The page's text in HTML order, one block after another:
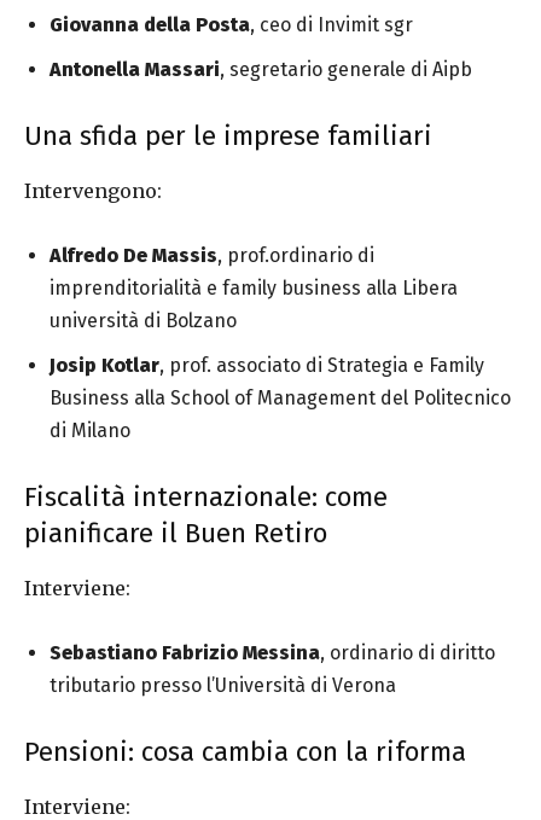
Giovanna della Posta, ceo di Invimit sgr
Antonella Massari, segretario generale di Aipb
Una sfida per le imprese familiari
Intervengono:
Alfredo De Massis, prof.ordinario di
imprenditorialità e family business alla Libera
università di Bolzano
Josip Kotlar, prof. associato di Strategia e Family
Business alla School of Management del Politecnico
di Milano
Fiscalità internazionale: come
pianificare il Buen Retiro
Interviene:
Sebastiano Fabrizio Messina, ordinario di diritto
tributario presso l’Università di Verona
Pensioni: cosa cambia con la riforma
Interviene: